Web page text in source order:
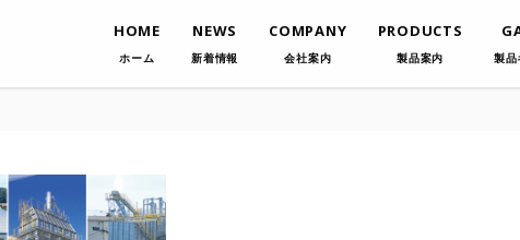
HOME
ホーム
NEWS
新着情報
COMPANY
会社案内
PRODUCTS
製品案内 製品